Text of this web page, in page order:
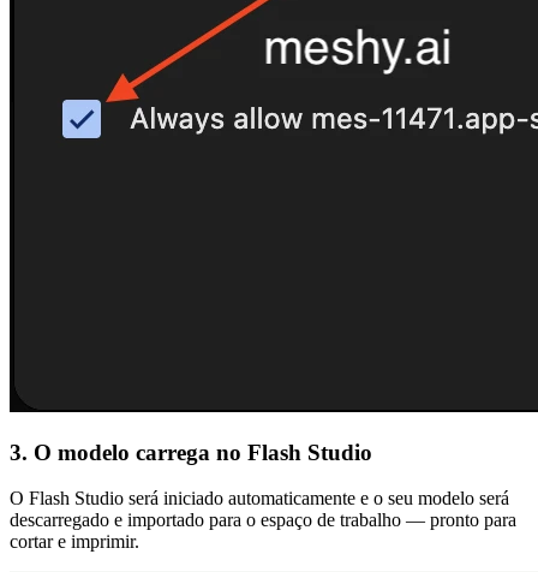
3. O modelo carrega no Flash Studio
O Flash Studio será iniciado automaticamente e o seu modelo será
descarregado e importado para o espaço de trabalho — pronto para
cortar e imprimir.